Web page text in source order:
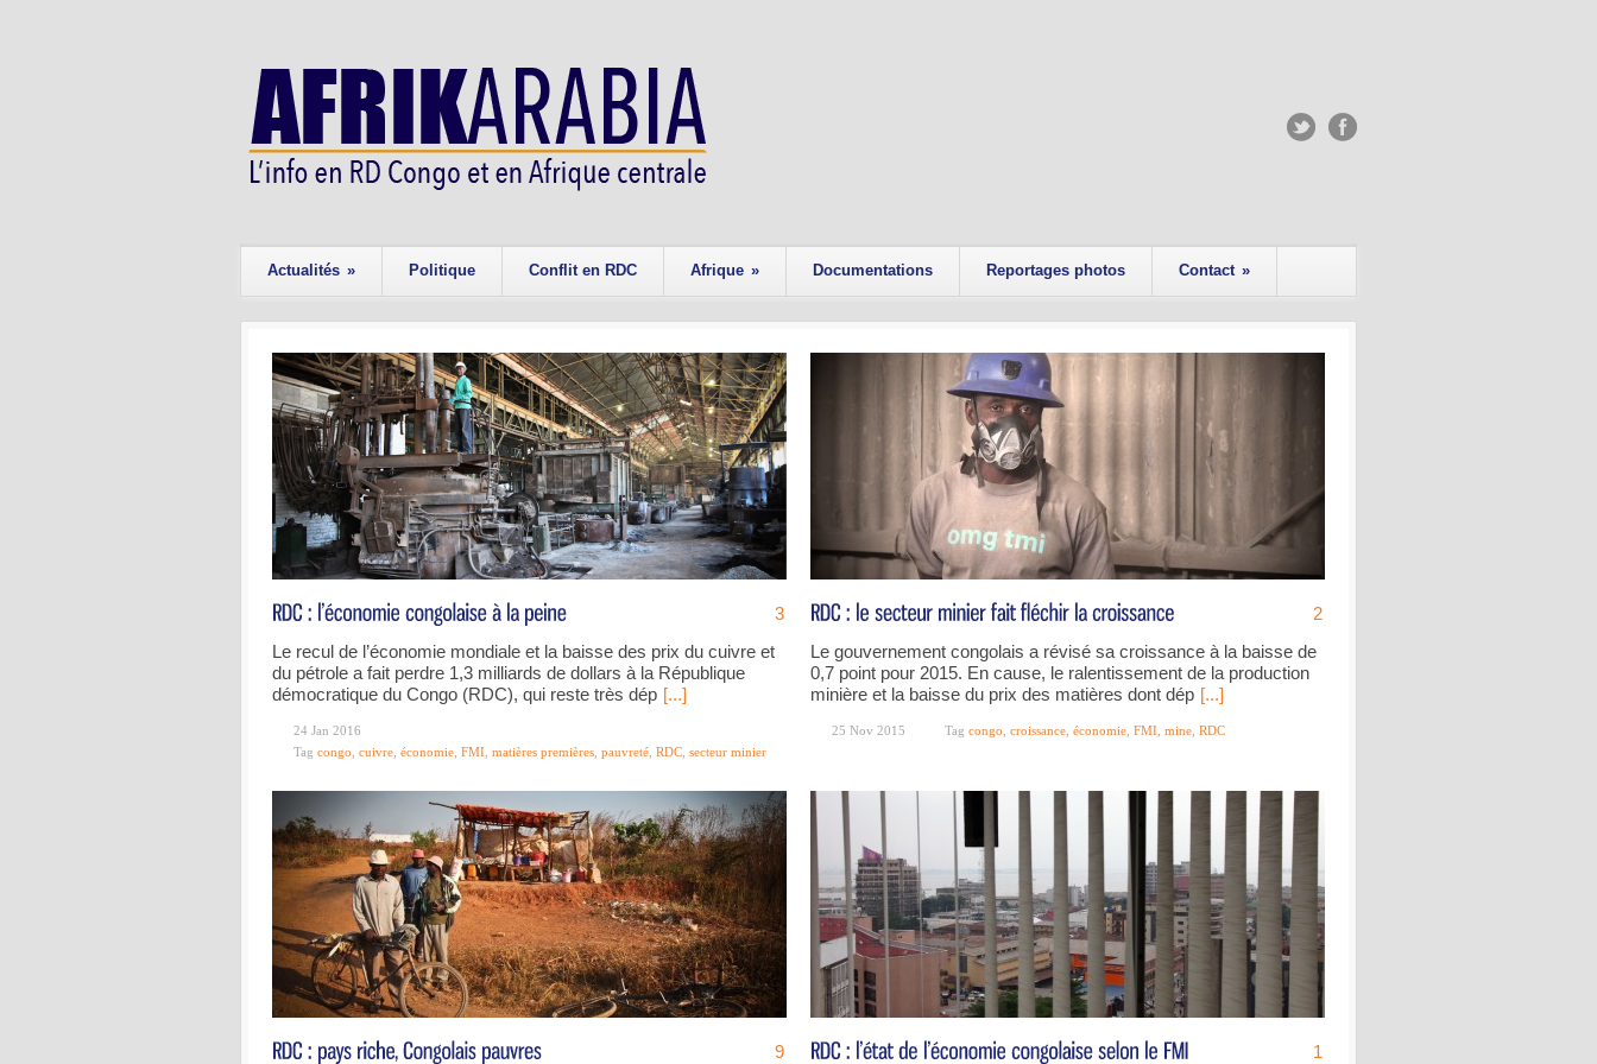
Actualités » Politique Conflit en RDC Afrique » Documentations Reportages photos Contact »
3
Le recul de l’économie mondiale et la baisse des prix du cuivre et
du pétrole a fait perdre 1,3 milliards de dollars à la République
démocratique du Congo (RDC), qui reste très dép [...]
24 Jan 2016
Tag congo cuivre économie FMI matières premières pauvreté RDC secteur minier
2
Le gouvernement congolais a révisé sa croissance à la baisse de
0,7 point pour 2015. En cause, le ralentissement de la production
minière et la baisse du prix des matières dont dép [...]
25 Nov 2015 Tag congo croissance économie FMI mine RDC
9 1